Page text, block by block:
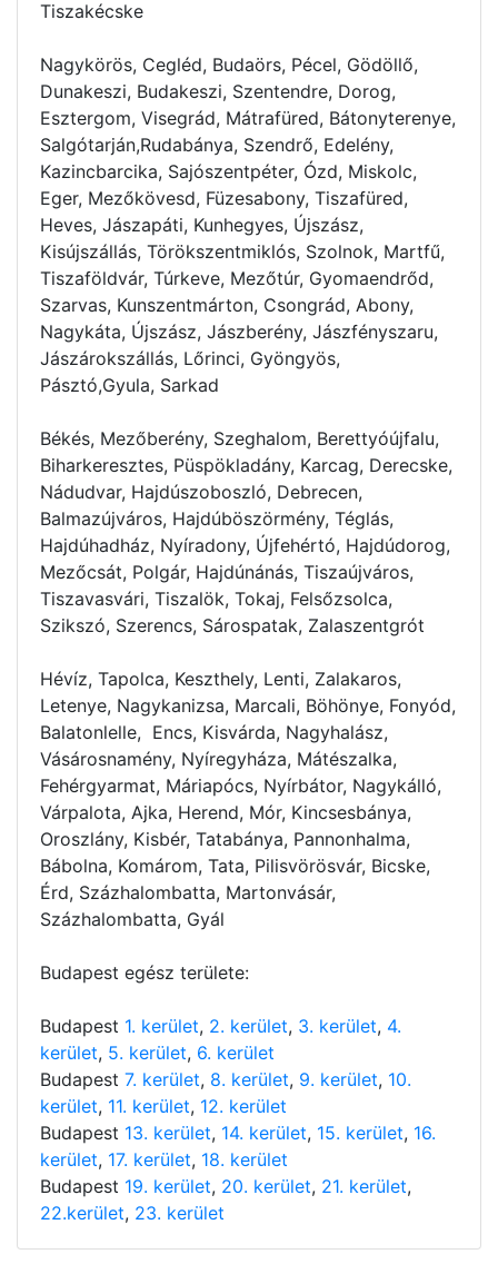
Tiszakécske
Nagykörös, Cegléd, Budaörs, Pécel, Gödöllő,
Dunakeszi, Budakeszi, Szentendre, Dorog,
Esztergom, Visegrád, Mátrafüred, Bátonyterenye,
Salgótarján,Rudabánya, Szendrő, Edelény,
Kazincbarcika, Sajószentpéter, Ózd, Miskolc,
Eger, Mezőkövesd, Füzesabony, Tiszafüred,
Heves, Jászapáti, Kunhegyes, Újszász,
Kisújszállás, Törökszentmiklós, Szolnok, Martfű,
Tiszaföldvár, Túrkeve, Mezőtúr, Gyomaendrőd,
Szarvas, Kunszentmárton, Csongrád, Abony,
Nagykáta, Újszász, Jászberény, Jászfényszaru,
Jászárokszállás, Lőrinci, Gyöngyös,
Pásztó,Gyula, Sarkad
Békés, Mezőberény, Szeghalom, Berettyóújfalu,
Biharkeresztes, Püspökladány, Karcag, Derecske,
Nádudvar, Hajdúszoboszló, Debrecen,
Balmazújváros, Hajdúböszörmény, Téglás,
Hajdúhadház, Nyíradony, Újfehértó, Hajdúdorog,
Mezőcsát, Polgár, Hajdúnánás, Tiszaújváros,
Tiszavasvári, Tiszalök, Tokaj, Felsőzsolca,
Szikszó, Szerencs, Sárospatak, Zalaszentgrót
Hévíz, Tapolca, Keszthely, Lenti, Zalakaros,
Letenye, Nagykanizsa, Marcali, Böhönye, Fonyód,
Balatonlelle, Encs, Kisvárda, Nagyhalász,
Vásárosnamény, Nyíregyháza, Mátészalka,
Fehérgyarmat, Máriapócs, Nyírbátor, Nagykálló,
Várpalota, Ajka, Herend, Mór, Kincsesbánya,
Oroszlány, Kisbér, Tatabánya, Pannonhalma,
Bábolna, Komárom, Tata, Pilisvörösvár, Bicske,
Érd, Százhalombatta, Martonvásár,
Százhalombatta, Gyál
Budapest egész területe:
Budapest 1. kerület, 2. kerület, 3. kerület, 4.
kerület, 5. kerület, 6. kerület
Budapest 7. kerület, 8. kerület, 9. kerület, 10.
kerület, 11. kerület, 12. kerület
Budapest 13. kerület, 14. kerület, 15. kerület, 16.
kerület, 17. kerület, 18. kerület
Budapest 19. kerület, 20. kerület, 21. kerület,
22.kerület, 23. kerület